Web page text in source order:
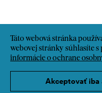
Táto webová stránka
webovej stránky súhlasíte
informácie o ochrane
Akceptovať iba